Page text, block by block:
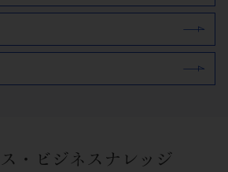
・ビジネスナレッジ